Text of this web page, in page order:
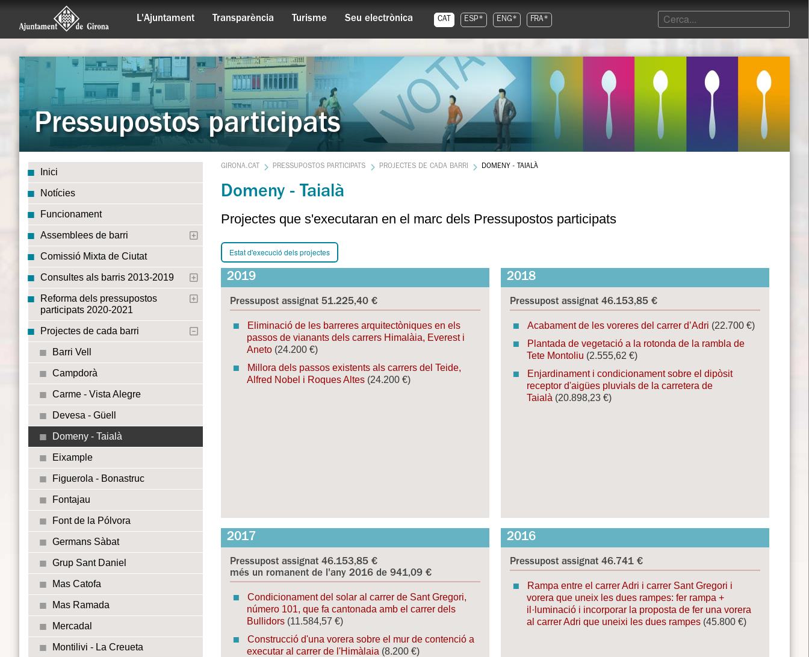
L'Ajuntament Transparència Turisme Seu electrònica CAT ESP* ENG* FRA*
Pressupostos participats
Inici
Notícies
Funcionament
Assemblees de barri
Comissió Mixta de Ciutat
Consultes als barris 2013-2019
Reforma dels pressupostos
participats 2020-2021
Projectes de cada barri
Barri Vell
Campdorà
Carme - Vista Alegre
Devesa - Güell
Domeny - Taialà
Eixample
Figuerola - Bonastruc
Fontajau
Font de la Pólvora
Germans Sàbat
Grup Sant Daniel
Mas Catofa
Mas Ramada
Mercadal
Montilivi - La Creueta
GIRONA.CAT PRESSUPOSTOS PARTICIPATS PROJECTES DE CADA BARRI DOMENY - TAIALÀ
Domeny - Taialà
Projectes que s'executaran en el marc dels Pressupostos participats
Estat d'execució dels projectes
2019
Pressupost assignat 51.225,40 €
Eliminació de les barreres arquitectòniques en els
passos de vianants dels carrers Himalàia, Everest i
Aneto (24.200 €)
Millora dels passos existents als carrers del Teide,
Alfred Nobel i Roques Altes (24.200 €)
2018
Pressupost assignat 46.153,85 €
Acabament de les voreres del carrer d’Adri (22.700 €)
Plantada de vegetació a la rotonda de la rambla de
Tete Montoliu (2.555,62 €)
Enjardinament i condicionament sobre el dipòsit
receptor d'aigües pluvials de la carretera de
Taialà (20.898,23 €)
2017
Pressupost assignat 46.153,85 €
més un romanent de l'any 2016 de 941,09 €
Condicionament del solar al carrer de Sant Gregori,
número 101, que fa cantonada amb el carrer dels
Bullidors (11.584,57 €)
Construcció d'una vorera sobre el mur de contenció a
executar al carrer de l'Himàlaia (8.200 €)
2016
Pressupost assignat 46.741 €
Rampa entre el carrer Adri i carrer Sant Gregori i
vorera que uneix les dues rampes: fer rampa +
il·luminació i incorporar la proposta de fer una vorera
al carrer Adri que uneixi les dues rampes (45.800 €)